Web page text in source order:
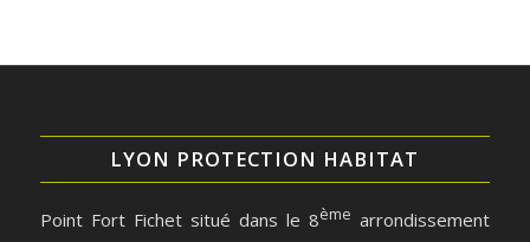
LYON PROTECTION HABITAT
Point Fort Fichet situé dans le 8ème arrondissement